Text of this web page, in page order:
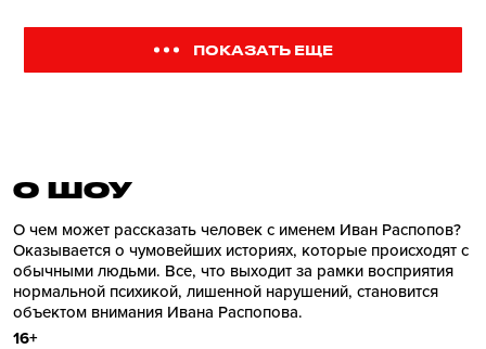
ПОКАЗАТЬ ЕЩЕ
О ШОУ
О чем может рассказать человек с именем Иван Распопов?
Оказывается о чумовейших историях, которые происходят с
обычными людьми. Все, что выходит за рамки восприятия
нормальной психикой, лишенной нарушений, становится
объектом внимания Ивана Распопова.
16+